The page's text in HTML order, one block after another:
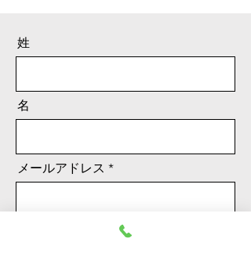
姓
名
メールアドレス